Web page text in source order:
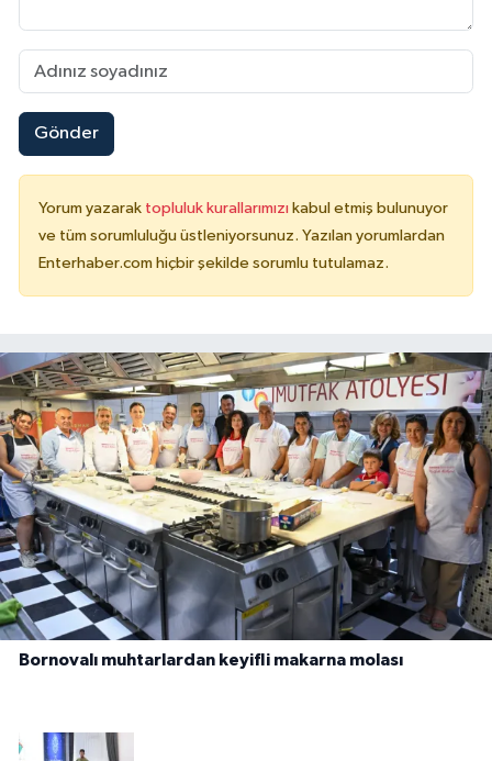
Gönder
Yorum yazarak topluluk kurallarımızı kabul etmiş bulunuyor
ve tüm sorumluluğu üstleniyorsunuz. Yazılan yorumlardan
Enterhaber.com hiçbir şekilde sorumlu tutulamaz.
Bornovalı muhtarlardan keyifli makarna molası